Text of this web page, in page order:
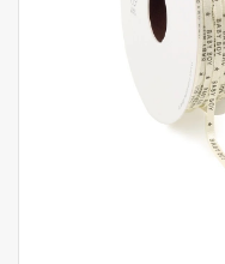
Verpackungsmaterialien